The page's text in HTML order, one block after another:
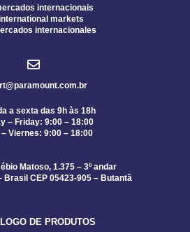
internacionais
markets
internacionales
a sexta das 9h às 18h
– Friday: 9:00 – 18:00
Viernes: 9:00 – 18:00
Matoso, 1.375 – 3º andar
Brasil CEP 05423-905 – Butantã
DE PRODUTOS